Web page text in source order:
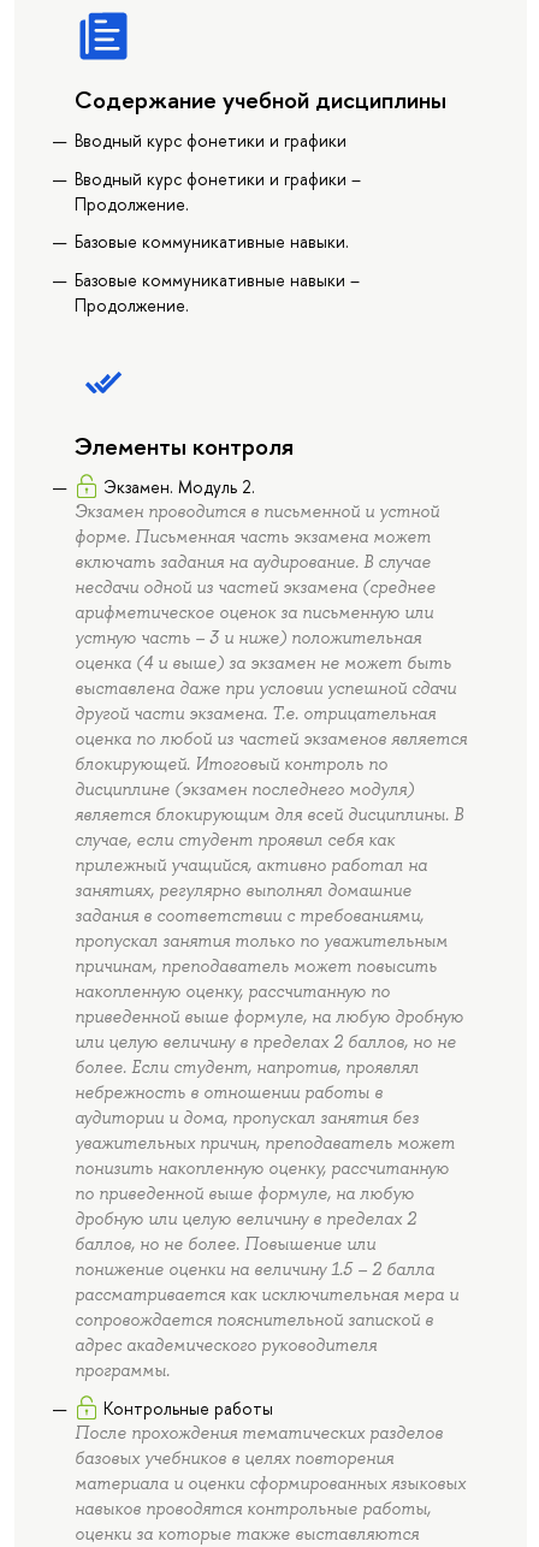
Содержание учебной дисциплины
Вводный курс фонетики и графики
Вводный курс фонетики и графики –
Продолжение.
Базовые коммуникативные навыки.
Базовые коммуникативные навыки –
Продолжение.
Элементы контроля
Экзамен. Модуль 2.
Экзамен проводится в письменной и устной
форме. Письменная часть экзамена может
включать задания на аудирование. В случае
несдачи одной из частей экзамена (среднее
арифметическое оценок за письменную или
устную часть – 3 и ниже) положительная
оценка (4 и выше) за экзамен не может быть
выставлена даже при условии успешной сдачи
другой части экзамена. Т.е. отрицательная
оценка по любой из частей экзаменов является
блокирующей. Итоговый контроль по
дисциплине (экзамен последнего модуля)
является блокирующим для всей дисциплины. В
случае, если студент проявил себя как
прилежный учащийся, активно работал на
занятиях, регулярно выполнял домашние
задания в соответствии с требованиями,
пропускал занятия только по уважительным
причинам, преподаватель может повысить
накопленную оценку, рассчитанную по
приведенной выше формуле, на любую дробную
или целую величину в пределах 2 баллов, но не
более. Если студент, напротив, проявлял
небрежность в отношении работы в
аудитории и дома, пропускал занятия без
уважительных причин, преподаватель может
понизить накопленную оценку, рассчитанную
по приведенной выше формуле, на любую
дробную или целую величину в пределах 2
баллов, но не более. Повышение или
понижение оценки на величину 1.5 – 2 балла
рассматривается как исключительная мера и
сопровождается пояснительной запиской в
адрес академического руководителя
программы.
Контрольные работы
После прохождения тематических разделов
базовых учебников в целях повторения
материала и оценки сформированных языковых
навыков проводятся контрольные работы,
оценки за которые также выставляются